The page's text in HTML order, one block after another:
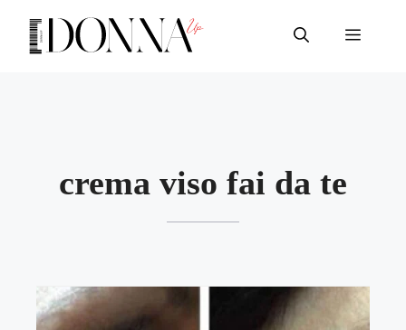
contenuto
Menu
crema viso fai da te